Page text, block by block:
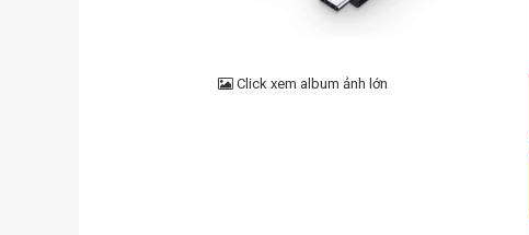
Click xem album ảnh lớn